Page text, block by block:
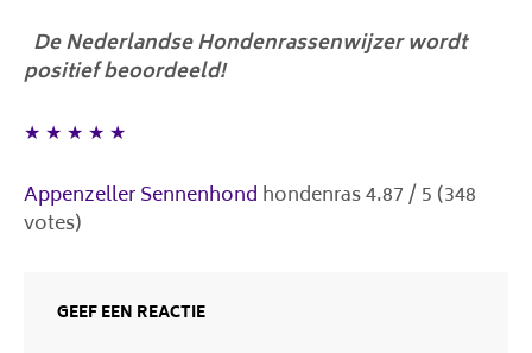
De Nederlandse Hondenrassenwijzer wordt
positief beoordeeld!
★ ★ ★ ★ ★
Appenzeller Sennenhond hondenras4.87/5 (348
votes)
GEEF EEN REACTIE